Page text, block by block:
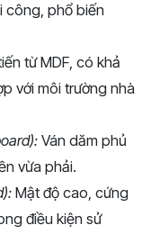
công, phổ biến
từ MDF, có khả
với môi trường nhà
Ván dăm phủ
vừa phải.
Mật độ cao, cứng
điều kiện sử